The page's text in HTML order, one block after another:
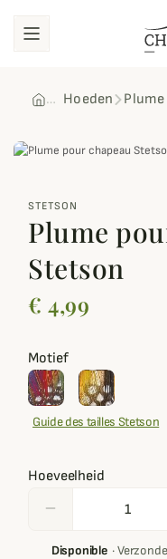
Hoeden
STETSON
Plume
Stetson
€ 4,99
Motief
Guide des tailles Stetson
Hoeveelheid
remove
Disponible·